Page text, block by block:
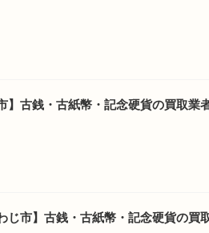
】古銭・古紙幣・記念硬貨の買取業
じ市】古銭・古紙幣・記念硬貨の買